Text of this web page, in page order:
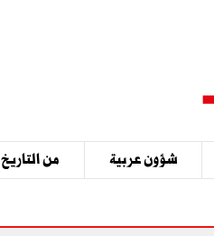
شؤون عربية من التاريخ